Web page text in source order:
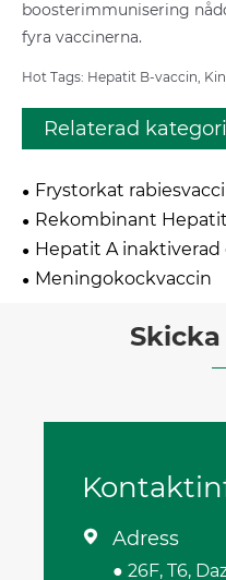
boosterimmunisering
fyra vaccinerna.
Hot Tags: Hepatit B-vaccin,
Relaterad kategori
Frystorkat
bruk
Rekombinant
Polymorpha
Hepatit A inaktiverad
Meningokockvaccin
 Adress
● 26F, T6,